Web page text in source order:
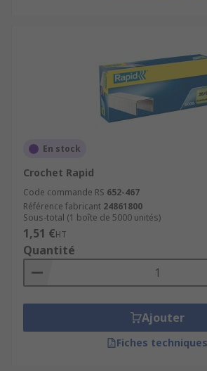
En stock
Crochet Rapid
Code commande RS 652-467
Référence fabricant 24861800
Sous-total (1 boîte de 5000 unités)
1,51 €HT
Quantité
Ajouter
Fiches techniques